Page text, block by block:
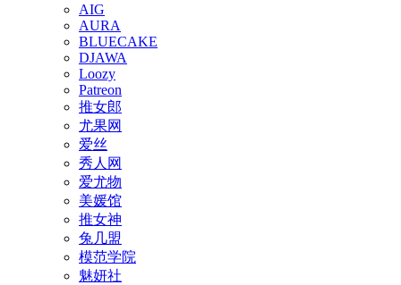
AIG
AURA
BLUECAKE
DJAWA
Loozy
Patreon
推女郎
尤果网
爱丝
秀人网
爱尤物
美媛馆
推女神
兔几盟
模范学院
魅妍社